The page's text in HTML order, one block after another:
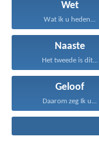
Wet
Wat ik u heden...
Naaste
Het tweede is dit...
Geloof
Daarom zeg Ik u...